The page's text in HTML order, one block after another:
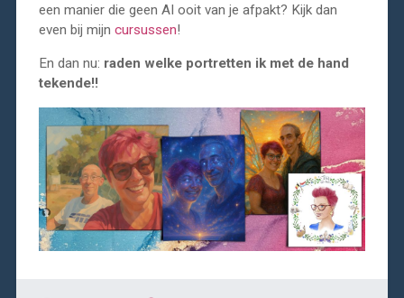
een manier die geen AI ooit van je afpakt? Kijk dan
even bij mijn cursussen!
En dan nu: raden welke portretten ik met de hand
tekende!!